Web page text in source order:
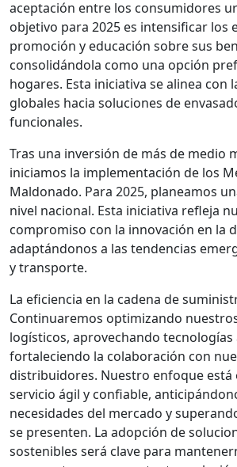
aceptación entre los consumidores
objetivo para 2025 es intensificar los
promoción y educación sobre sus
consolidándola como una opción
hogares. Esta iniciativa se alinea con
globales hacia soluciones de
funcionales.
Tras una inversión de más de medio
iniciamos la implementación de los
Maldonado. Para 2025, planeamos
nivel nacional. Esta iniciativa refleja
compromiso con la innovación en la
adaptándonos a las tendencias
y transporte.
La eficiencia en la cadena de
Continuaremos optimizando
logísticos, aprovechando tecnologías
fortaleciendo la colaboración con
distribuidores. Nuestro enfoque está
servicio ágil y confiable,
necesidades del mercado y
se presenten. La adopción de
sostenibles será clave para